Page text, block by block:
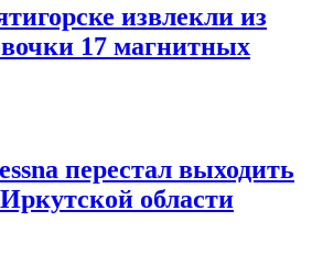
извлекли из
17 магнитных
перестал выходить
области